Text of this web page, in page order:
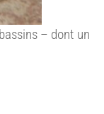
– dont un